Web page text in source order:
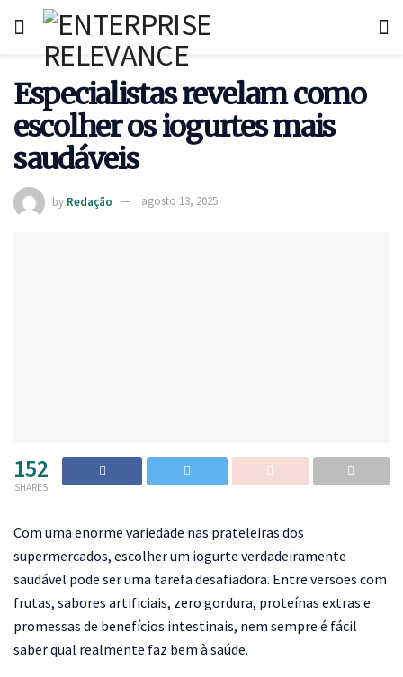
Especialistas revelam como
escolher os iogurtes mais
saudáveis
by Redação agosto 13, 2025
152
SHARES
Com uma enorme variedade nas prateleiras dos
supermercados, escolher um iogurte verdadeiramente
saudável pode ser uma tarefa desafiadora. Entre versões com
frutas, sabores artificiais, zero gordura, proteínas extras e
promessas de benefícios intestinais, nem sempre é fácil
saber qual realmente faz bem à saúde.